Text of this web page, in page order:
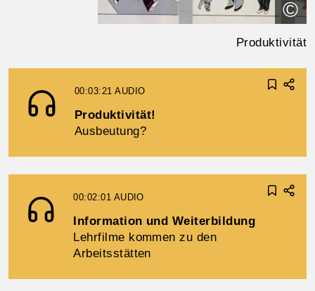
©
Produktivität
00:03:21AUDIO
Produktivität!
Ausbeutung?
00:02:01 AUDIO
Information und Weiterbildung
Lehrfilme kommen zu den
Arbeitsstätten